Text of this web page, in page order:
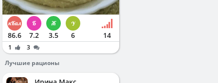
86.6 7.2 3.5 6 14
1
3
Лучшие рационы